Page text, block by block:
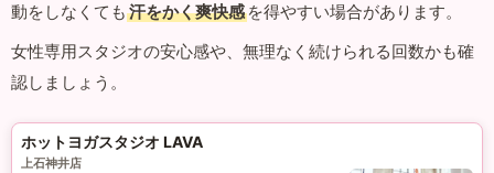
動をしなくても 汗をかく爽快感 を得やすい場合があります。
女性専用スタジオの安心感や、無理なく続けられる回数かも確
認しましょう。
ホットヨガスタジオ LAVA
上石神井店